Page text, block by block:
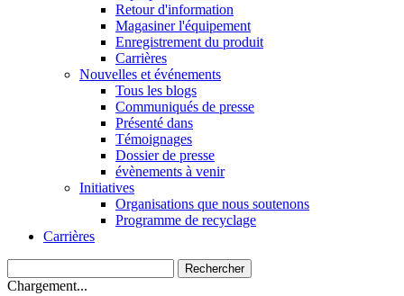
Retour d'information
Magasiner l'équipement
Enregistrement du produit
Carrières
Nouvelles et événements
Tous les blogs
Communiqués de presse
Présenté dans
Témoignages
Dossier de presse
évènements à venir
Initiatives
Organisations que nous soutenons
Programme de recyclage
Carrières
Chargement...